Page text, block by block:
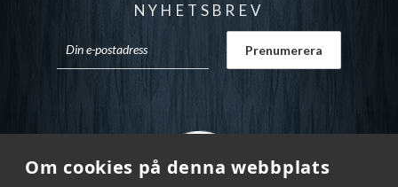
Om cookies på denna webbplats
NYHETSBREV